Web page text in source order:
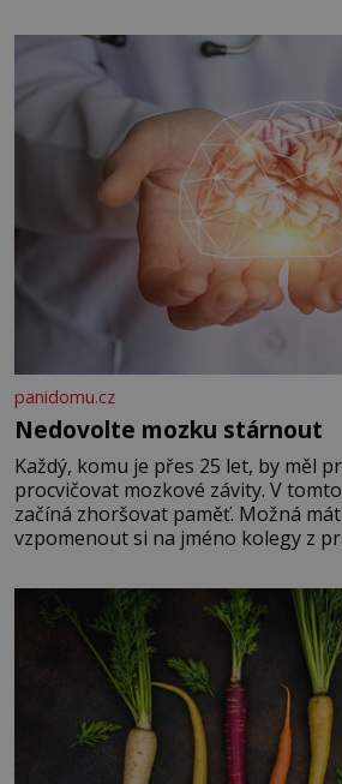
panidomu.cz
Nedovolte mozku stárnout
Každý, komu je přes 25 let, by měl
procvičovat mozkové závity. V
začíná zhoršovat paměť. Možná
vzpomenout si na jméno kolegy z
Je to opravdu tak, s věkem jako
rozhodla stávkovat. Cvičte